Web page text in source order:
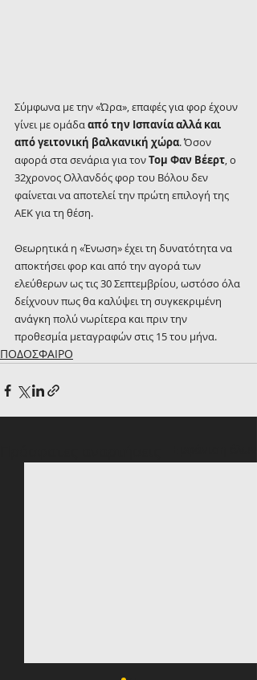
Σύμφωνα με την «Ώρα», επαφές για φορ έχουν
γίνει με ομάδα από την Ισπανία αλλά και
από γειτονική βαλκανική χώρα. Όσον
αφορά στα σενάρια για τον Τομ Φαν Βέερτ, ο
32χρονος Ολλανδός φορ του Βόλου δεν
φαίνεται να αποτελεί την πρώτη επιλογή της
ΑΕΚ για τη θέση.
Θεωρητικά η «Ένωση» έχει τη δυνατότητα να
αποκτήσει φορ και από την αγορά των
ελεύθερων ως τις 30 Σεπτεμβρίου, ωστόσο όλα
δείχνουν πως θα καλύψει τη συγκεκριμένη
ανάγκη πολύ νωρίτερα και πριν την
προθεσμία μεταγραφών στις 15 του μήνα.
ΠΟΔΟΣΦΑΙΡΟ